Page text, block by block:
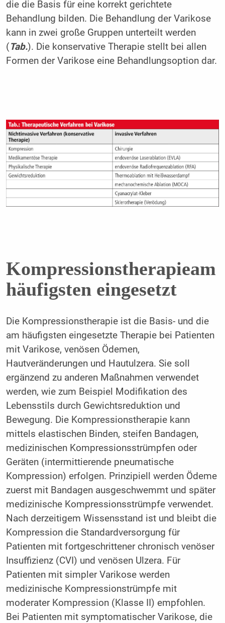
die die Basis für eine korrekt gerichtete
Behandlung bilden. Die Behandlung der Varikose
kann in zwei große Gruppen unterteilt werden
(Tab.). Die konservative Therapie stellt bei allen
Formen der Varikose eine Behandlungsoption dar.
Kompressionstherapieam
häufigsten eingesetzt
Die Kompressionstherapie ist die Basis- und die
am häufigsten eingesetzte Therapie bei Patienten
mit Varikose, venösen Ödemen,
Hautveränderungen und Hautulzera. Sie soll
ergänzend zu anderen Maßnahmen verwendet
werden, wie zum Beispiel Modifikation des
Lebensstils durch Gewichtsreduktion und
Bewegung. Die Kompressionstherapie kann
mittels elastischen Binden, steifen Bandagen,
medizinischen Kompressionsstrümpfen oder
Geräten (intermittierende pneumatische
Kompression) erfolgen. Prinzipiell werden Ödeme
zuerst mit Bandagen ausgeschwemmt und später
medizinische Kompressionsstrümpfe verwendet.
Nach derzeitigem Wissensstand ist und bleibt die
Kompression die Standardversorgung für
Patienten mit fortgeschrittener chronisch venöser
Insuffizienz (CVI) und venösen Ulzera. Für
Patienten mit simpler Varikose werden
medizinische Kompressionstrümpfe mit
moderater Kompression (Klasse II) empfohlen.
Bei Patienten mit symptomatischer Varikose, die